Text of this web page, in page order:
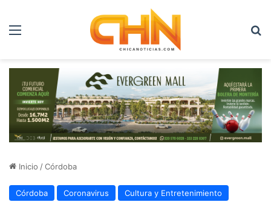
Menú
Inicio /Córdoba
Córdoba Coronavirus
Cultura y Entretenimiento